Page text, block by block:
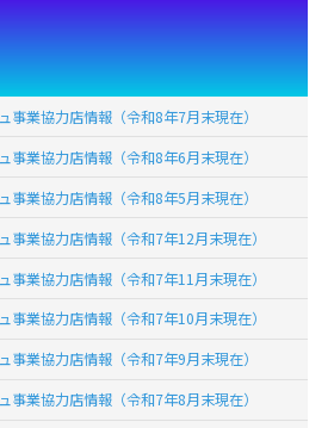
事業協力店情報（令和8年7月末現在）
事業協力店情報（令和8年6月末現在）
事業協力店情報（令和8年5月末現在）
事業協力店情報（令和7年12月末現在）
事業協力店情報（令和7年11月末現在）
事業協力店情報（令和7年10月末現在）
事業協力店情報（令和7年9月末現在）
事業協力店情報（令和7年8月末現在）